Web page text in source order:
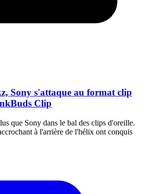
Sony s'attaque au format clip
Clip
que Sony dans le bal des clips d'oreille.
à l'arrière de l'hélix ont conquis